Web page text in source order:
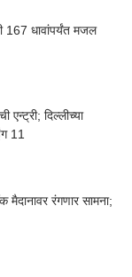
167 धावांपर्यंत मजल
दिल्लीच्या
11
रंगणार सामना;